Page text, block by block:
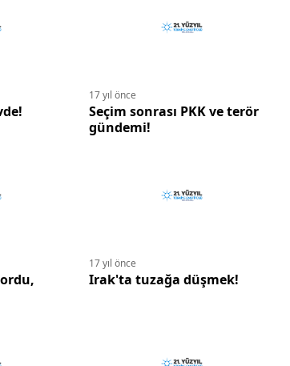
17 yıl önce
Seçim sonrası PKK ve terör
gündemi!
17 yıl önce
Irak'ta tuzağa düşmek!